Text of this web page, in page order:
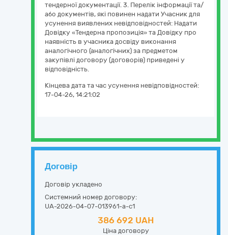
тендерної документації. 3. Перелік інформації та/
або документів, які повинен надати Учасник для
усунення виявлених невідповідностей: Надати
Довідку «Тендерна пропозиція» та Довідку про
наявність в учасника досвіду виконання
аналогічного (аналогічних) за предметом
закупівлі договору (договорів) приведені у
відповідність.
Кінцева дата та час усунення невідповідностей:
17-04-26, 14:21:02
Договір
Договір укладено
Системний номер договору:
UA-2026-04-07-013961-a-c1
386 692 UAH
Ціна договору